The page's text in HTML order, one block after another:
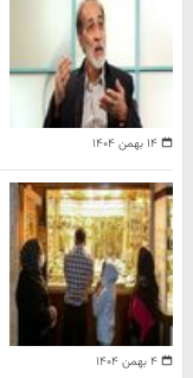
۱۴ بهمن ۱۴۰۴
۴ بهمن ۱۴۰۴